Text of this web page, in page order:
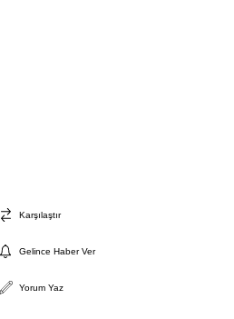
Karşılaştır
Gelince Haber Ver
Yorum Yaz